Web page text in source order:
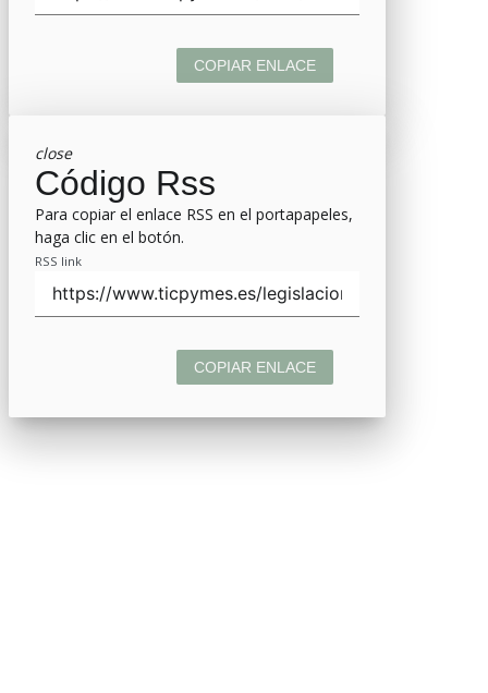
COPIAR ENLACE
close
Código Rss
Para copiar el enlace RSS en el portapapeles,
haga clic en el botón.
RSS link
COPIAR ENLACE